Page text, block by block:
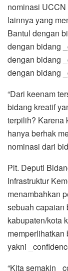
nominasi
lainnya yang
Bantul dengan
dengan bidang
dengan bidang
dengan bidang
“Dari keenam
bidang kreatif
terpilih? Karena
hanya berhak
nominasi dari
Plt. Deputi
Infrastruktur
menambahkan
sebuah capaian
kabupaten/kota
yakni
“Kita semakin